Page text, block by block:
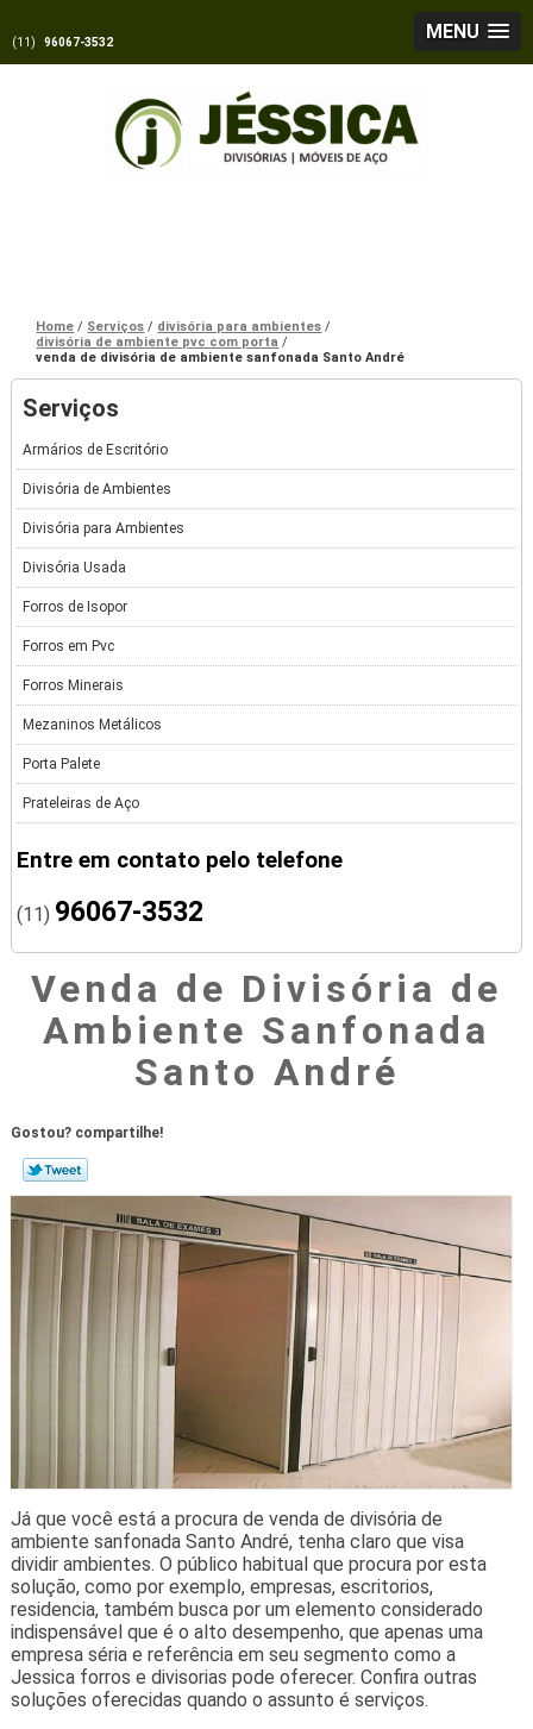
MENU
(11) 96067-3532
Home Serviços
divisória para ambientes
divisória de ambiente pvc com porta
venda de divisória de ambiente sanfonada Santo André
Serviços
Armários de Escritório
Divisória de Ambientes
Divisória para Ambientes
Divisória Usada
Forros de Isopor
Forros em Pvc
Forros Minerais
Mezaninos Metálicos
Porta Palete
Prateleiras de Aço
Entre em contato pelo telefone
(11) 96067-3532
Venda de Divisória de
Ambiente Sanfonada
Santo André
Gostou? compartilhe!
Já que você está a procura de venda de divisória de
ambiente sanfonada Santo André, tenha claro que visa
dividir ambientes. O público habitual que procura por esta
solução, como por exemplo, empresas, escritorios,
residencia, também busca por um elemento considerado
indispensável que é o alto desempenho, que apenas uma
empresa séria e referência em seu segmento como a
Jessica forros e divisorias pode oferecer. Confira outras
soluções oferecidas quando o assunto é serviços.